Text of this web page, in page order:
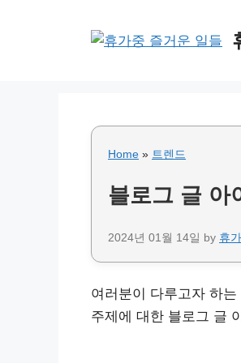
Home » 트렌드
블로그 글 아
2024년 01월 14일 by 휴
여러분이 다루고자 하
주제에 대한 블로그 글